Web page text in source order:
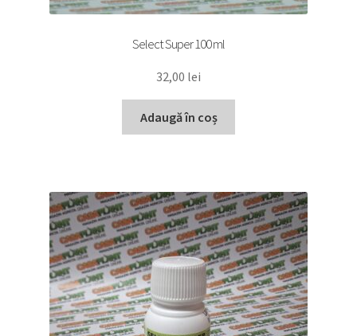
Select Super 100 ml
32,00 lei
Adaugă în coș